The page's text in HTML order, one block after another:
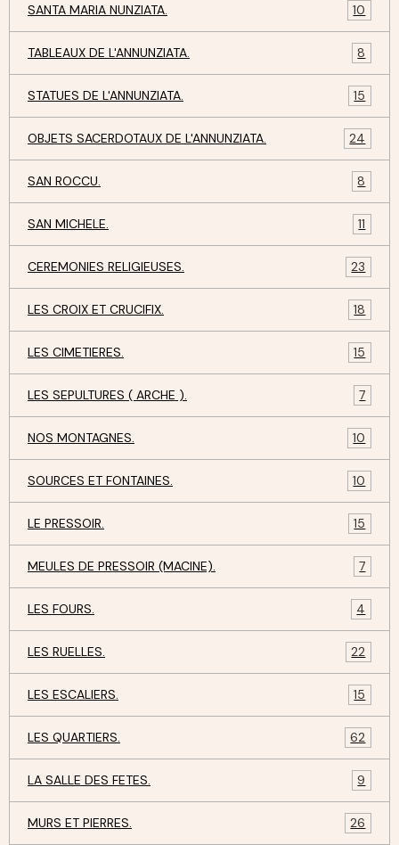
SANTA MARIA NUNZIATA. 10
TABLEAUX DE L'ANNUNZIATA. 8
STATUES DE L'ANNUNZIATA. 15
OBJETS SACERDOTAUX DE L'ANNUNZIATA. 24
SAN ROCCU. 8
SAN MICHELE. 11
CEREMONIES RELIGIEUSES. 23
LES CROIX ET CRUCIFIX. 18
LES CIMETIERES. 15
LES SEPULTURES ( ARCHE ). 7
NOS MONTAGNES. 10
SOURCES ET FONTAINES. 10
LE PRESSOIR. 15
MEULES DE PRESSOIR (MACINE). 7
LES FOURS. 4
LES RUELLES. 22
LES ESCALIERS. 15
LES QUARTIERS. 62
LA SALLE DES FETES. 9
MURS ET PIERRES. 26